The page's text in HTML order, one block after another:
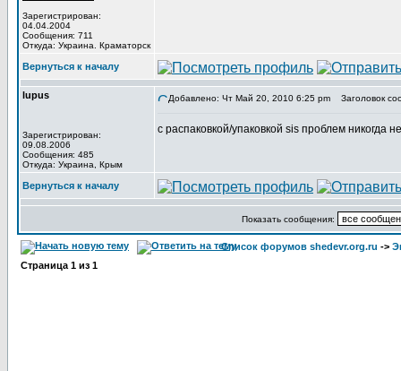
Зарегистрирован:
04.04.2004
Сообщения: 711
Откуда: Украина. Краматорск
Вернуться к началу
lupus
Зарегистрирован:
09.08.2006
Сообщения: 485
Откуда: Украина, Крым
Добавлено: Чт Май 20, 2010 6:25 pm Заголовок
с распаковкой/упаковкой sis проблем никогда
Вернуться к началу
Показать сообщения:
Список форумов shedevr.org.ru ->
Страница 1 из 1